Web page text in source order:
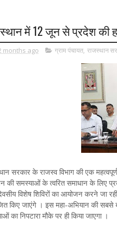
में 12 जून से प्रदेश की
months ago ग्राम पंचायत, राजस्थान
सरकार के राजस्व विभाग की एक
समस्याओं के त्वरित समाधान के लिए
विशेष शिविरों का आयोजन करने जा
किए जाएंगे । इस महा-अभियान की
का निपटारा मौके पर ही किया जाएगा ।